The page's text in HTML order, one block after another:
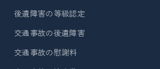
後遺障害の等級認定
交通事故の後遺障害
交通事故の慰謝料